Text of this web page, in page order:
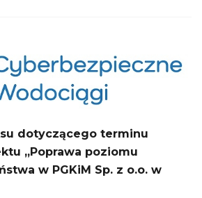
dotyczącego terminu
„Poprawa poziomu
w PGKiM Sp. z o.o. w